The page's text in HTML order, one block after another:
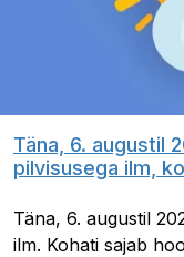
Täna, 6. augustil
pilvisusega ilm,
Täna, 6. augustil
ilm. Kohati sajab